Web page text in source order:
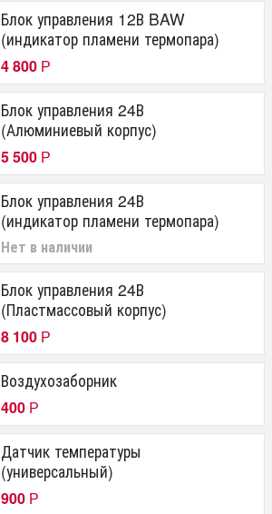
Блок управления 12В BAW
(индикатор пламени термопара)
4 800 Р
Блок управления 24В
(Алюминиевый корпус)
5 500 Р
Блок управления 24В
(индикатор пламени термопара)
Нет в наличии
Блок управления 24В
(Пластмассовый корпус)
8 100 Р
Воздухозаборник
400 Р
Датчик температуры
(универсальный)
900 Р